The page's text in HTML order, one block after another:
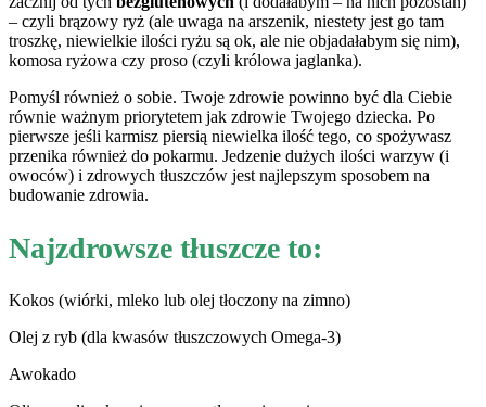
– czyli brązowy ryż (ale uwaga na arszenik, niestety jest go tam
troszkę, niewielkie ilości ryżu są ok, ale nie objadałabym się nim),
komosa ryżowa czy proso (czyli królowa jaglanka).
Pomyśl również o sobie. Twoje zdrowie powinno być dla Ciebie
równie ważnym priorytetem jak zdrowie Twojego dziecka. Po
pierwsze jeśli karmisz piersią niewielka ilość tego, co spożywasz
przenika również do pokarmu. Jedzenie dużych ilości warzyw (i
owoców) i zdrowych tłuszczów jest najlepszym sposobem na
budowanie zdrowia.
Najzdrowsze tłuszcze to:
Kokos (wiórki, mleko lub olej tłoczony na zimno)
Olej z ryb (dla kwasów tłuszczowych Omega-3)
Awokado